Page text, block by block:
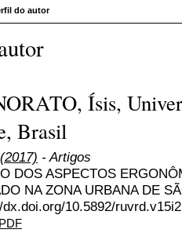
do autor
Ísis,
Brasil
- Artigos
DOS ASPECTOS
NA ZONA URBANA DE
10.5892/
PDF